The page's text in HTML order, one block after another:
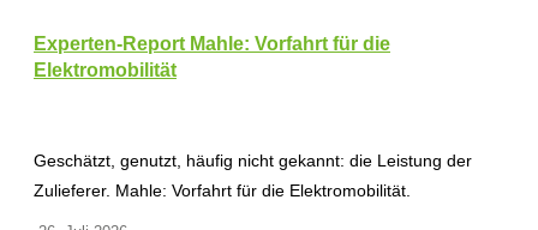
Experten-Report Mahle: Vorfahrt für die
Elektromobilität
Geschätzt, genutzt, häufig nicht gekannt: die Leistung der
Zulieferer. Mahle: Vorfahrt für die Elektromobilität.